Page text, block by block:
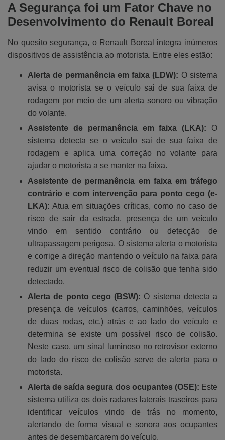
A Segurança foi um Fator Chave no
Desenvolvimento do Renault Boreal
No quesito segurança, o Renault Boreal integra inúmeros
dispositivos de assistência ao motorista. Entre eles estão:
Alerta de permanência em faixa (LDW): O sistema
avisa o motorista se o veículo sai de sua faixa de
rodagem por meio de um alerta sonoro ou vibração
do volante.
Assistente de permanência em faixa (LKA): O
sistema detecta se o veículo sai de sua faixa de
rodagem e aplica uma correção no volante para
ajudar o motorista a se manter na faixa.
Assistente de permanência em faixa em tráfego
contrário e com intervenção para ponto cego (e-
LKA): Atua em situações críticas, como no caso de
risco de sair da estrada, presença de um veículo
vindo em sentido contrário ou detecção de
ultrapassagem perigosa. O sistema alerta o motorista
e corrige a direção mantendo o veículo na faixa para
reduzir um eventual risco de colisão que tenha sido
detectado.
Alerta de ponto cego (BSW): O sistema detecta a
presença de veículos (carros, caminhões, veículos
de duas rodas, etc.) atrás e ao lado do veículo e
determina se existe um possível risco de colisão.
Neste caso, um sinal luminoso no retrovisor externo
do lado do risco de colisão serve de alerta para o
motorista.
Alerta de saída segura dos ocupantes (OSE): Este
sistema utiliza os dois radares laterais traseiros para
identificar veículos vindo de trás no momento,
alertando de forma visual e sonora aos ocupantes
antes de desembarcarem do veículo.